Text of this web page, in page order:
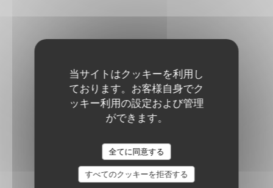
当サイトはクッキーを利用し
ております。お客様自身でク
ッキー利用の設定および管理
ができます。
全てに同意する
すべてのクッキーを拒否する